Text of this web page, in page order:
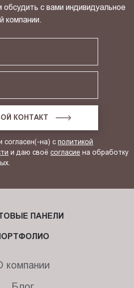
с вами индивидуальное
компании.
КОНТАКТ
согласен(-на) сполитикой
и даю своёсогласие на обработку
ПАНЕЛИ
компании